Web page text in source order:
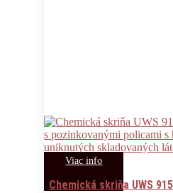
Viac info
Chemická skriňa UWS 915